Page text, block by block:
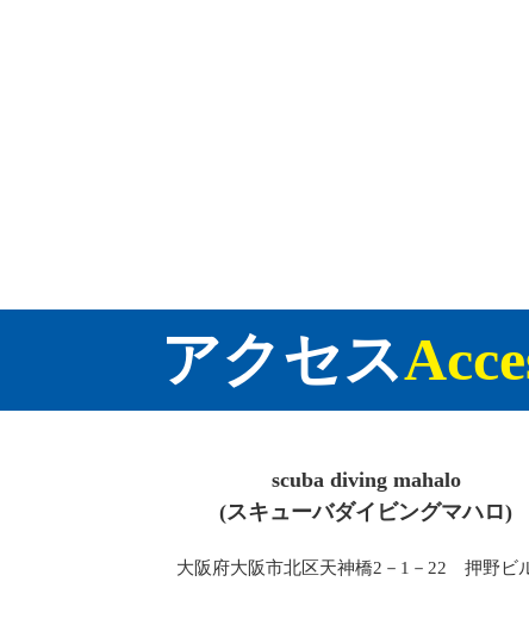
アクセス
scuba diving mahalo
(スキューバダイビングマハロ)
大阪府大阪市北区天神橋2－1－22 押野ビ